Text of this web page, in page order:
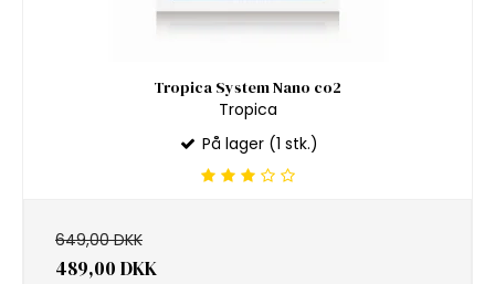
Tropica System Nano co2
Tropica
På lager (1 stk.)
649,00 DKK
489,00 DKK